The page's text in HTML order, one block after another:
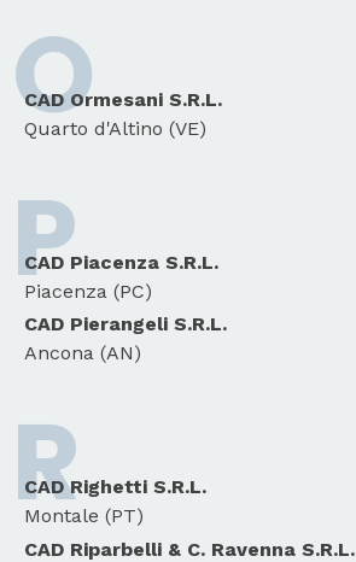
O
CAD Ormesani S.R.L.
Quarto d'Altino (VE)
P
CAD Piacenza S.R.L.
Piacenza (PC)
CAD Pierangeli S.R.L.
Ancona (AN)
R
CAD Righetti S.R.L.
Montale (PT)
CAD Riparbelli & C. Ravenna S.R.L.